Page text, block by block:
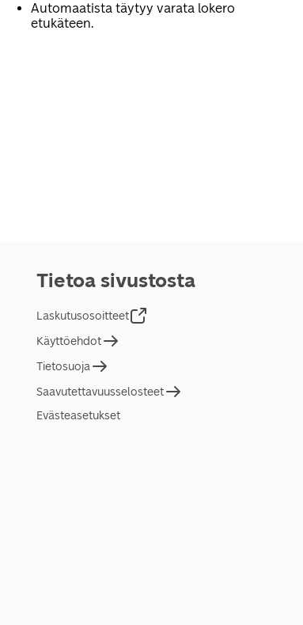
Automaatista täytyy varata lokero
etukäteen.
Tietoa sivustosta
Laskutusosoitteet
Käyttöehdot
Tietosuoja
Saavutettavuusselosteet
Evästeasetukset